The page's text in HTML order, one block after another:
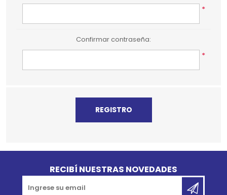
*
Confirmar contraseña:
*
RECIBÍ NUESTRAS NOVEDADES